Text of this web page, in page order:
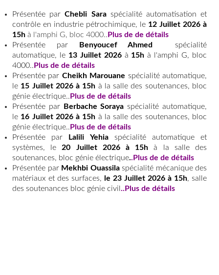
Présentée par Chebli Sara spécialité automatisation et
contrôle en industrie pétrochimique, le 12 Juillet 2026 à
15h à l'amphi G, bloc 4000.. Plus de de détails
Présentée par
Benyoucef Ahmed
spécialité
automatique, le 13 Juillet 2026à 15h à l'amphi G, bloc
4000.. Plus de de détails
Présentée par Cheikh Marouane spécialité automatique,
le 15 Juillet 2026 à 15h à la salle des soutenances, bloc
génie électrique.. Plus de de détails
Présentée par
Berbache Soraya spécialité automatique,
le 16 Juillet 2026 à 15h à la salle des soutenances, bloc
génie électrique.. Plus de de détails
Présentée par
Lalili Yehiaspécialité automatique et
systèmes, le20 Juillet 2026 à 15h à la salle des
soutenances, bloc génie électrique..Plus de de détails
Présentée par Mekhbi Ouassilaspécialité mécanique des
matériaux et des surfaces,
le 23 Juillet 2026 à 15h, salle
des soutenances bloc génie civil .. Plus de détails